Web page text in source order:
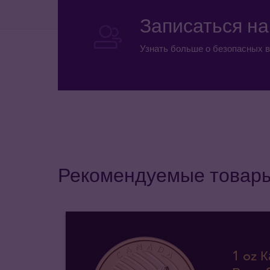
Записаться
Узнать больше о безопасных
Рекомендуемые
1 oz